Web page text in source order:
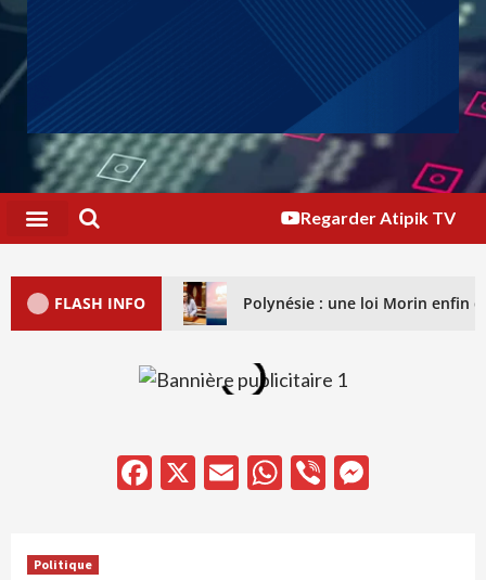
Regarder Atipik TV
FLASH INFO Polynésie : une loi Morin enfin
Facebook
X EmailWhatsApp
Viber
Politique